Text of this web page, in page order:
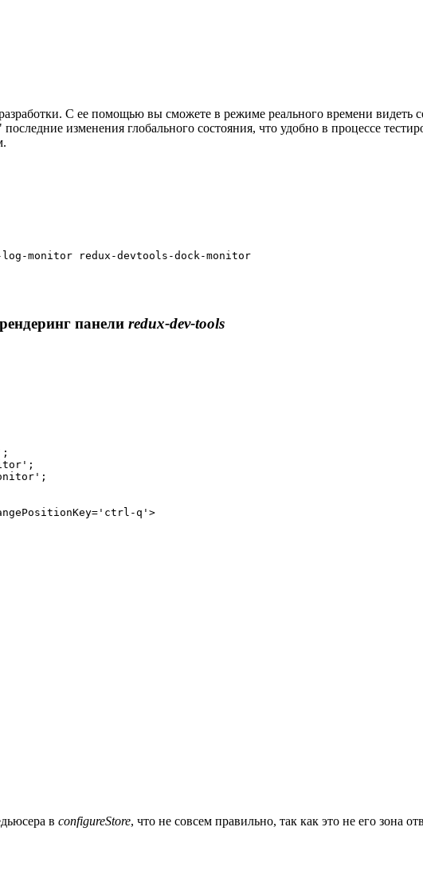
С ее помощью вы сможете в режиме реального времени видеть
последние изменения глобального состояния, что удобно в процессе
monitor redux-devtools-dock-monitor
панели redux-dev-tools
q'>
в configureStore, что не совсем правильно, так как это не его зона